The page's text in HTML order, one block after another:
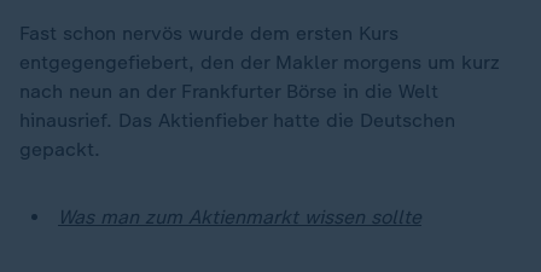
Fast schon nervös wurde dem ersten Kurs
entgegengefiebert, den der Makler morgens um kurz
nach neun an der Frankfurter Börse in die Welt
hinausrief. Das Aktienfieber hatte die Deutschen
gepackt.
Was man zum Aktienmarkt wissen sollte